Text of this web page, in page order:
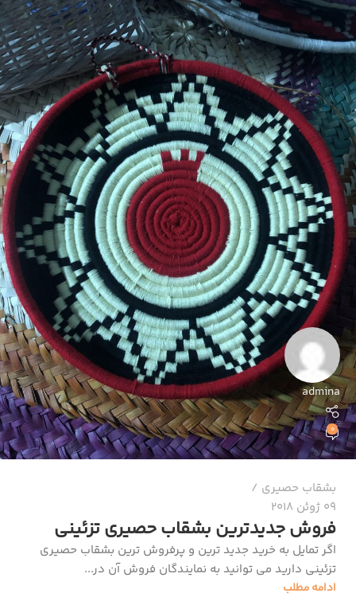
admina
0
بشقاب حصیری
09 ژوئن 2018
فروش جدیدترین بشقاب حصیری تزئینی
اگر تمایل به خرید جدید ترین و پرفروش ترین بشقاب حصیری
تزئینی دارید می توانید به نمایندگان فروش آن در...
ادامه مطلب